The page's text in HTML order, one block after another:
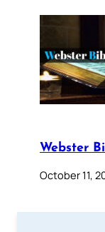
Webster
October 11,